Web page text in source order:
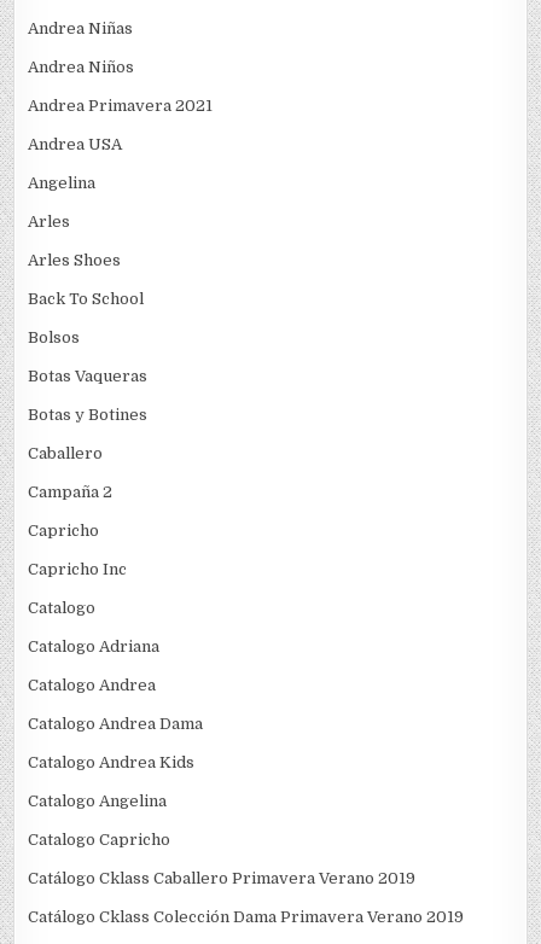
Andrea Niñas
Andrea Niños
Andrea Primavera 2021
Andrea USA
Angelina
Arles
Arles Shoes
Back To School
Bolsos
Botas Vaqueras
Botas y Botines
Caballero
Campaña 2
Capricho
Capricho Inc
Catalogo
Catalogo Adriana
Catalogo Andrea
Catalogo Andrea Dama
Catalogo Andrea Kids
Catalogo Angelina
Catalogo Capricho
Catálogo Cklass Caballero Primavera Verano 2019
Catálogo Cklass Colección Dama Primavera Verano 2019